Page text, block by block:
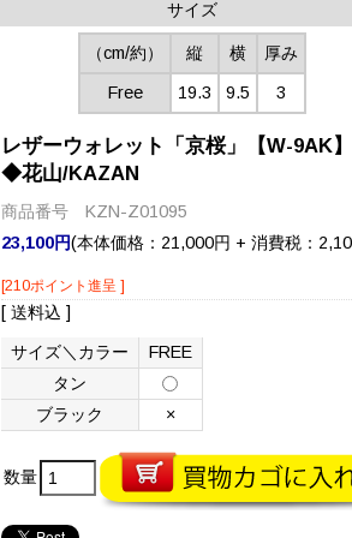
サイズ
（cm/約） 縦 横 厚み
Free 19.3 9.5 3
レザーウォレット「京桜」【W-9AK】
◆花山/KAZAN
商品番号 KZN-Z01095
23,100円(本体価格：21,000円 + 消費税：
[210ポイント進呈 ]
[ 送料込 ]
サイズ＼カラー
FREE
タン
ブラック
×
数量